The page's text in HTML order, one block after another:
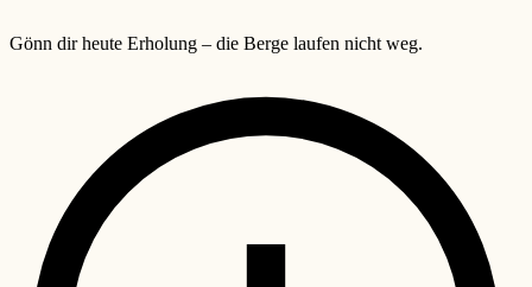
Gönn dir heute Erholung – die Berge laufen nicht weg.